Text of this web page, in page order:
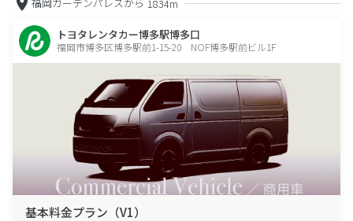
1834m
トヨタレンタカー博多駅博多口
福岡市博多区博多駅前1-15-20 NOF博多駅前ビル1F
基本料金プラン（V1）